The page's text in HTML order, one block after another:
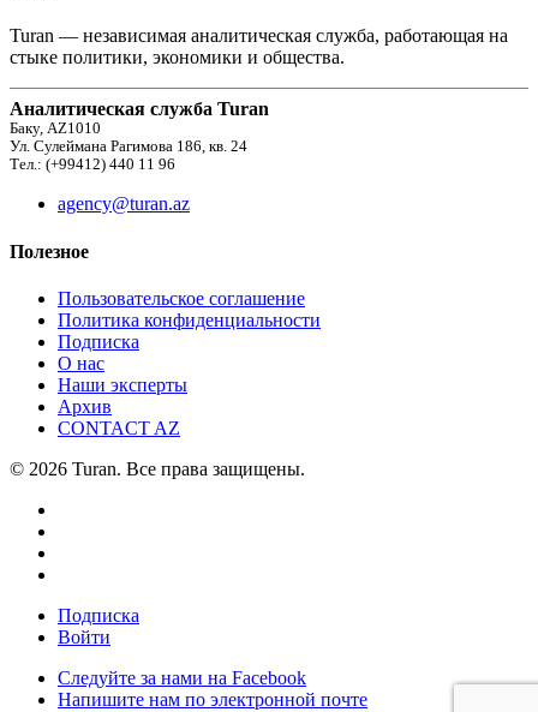
Turan — независимая аналитическая служба, работающая на
стыке политики, экономики и общества.
Аналитическая служба Turan
Баку, AZ1010
Ул. Сулеймана Рагимова 186, кв. 24
Тел.: (+99412) 440 11 96
agency@turan.az
Полезное
Пользовательское соглашение
Политика конфиденциальности
Подписка
О нас
Наши эксперты
Архив
CONTACT AZ
© 2026 Turan. Все права защищены.
Подписка
Войти
Следуйте за нами на Facebook
Напишите нам по электронной почте